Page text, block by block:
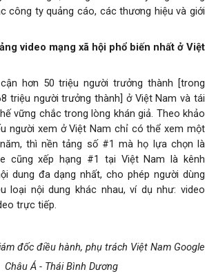
công ty quảng cáo, các thương hiệu và giới
video mạng xã hội phổ biến nhất ở Việt
hơn 50 triệu người trưởng thành [trong
triệu người trưởng thành] ở Việt Nam và tái
vững chắc trong lòng khán giả. Theo khảo
người xem ở Việt Nam chỉ có thể xem một
thì nền tảng số #1 mà họ lựa chọn là
cũng xếp hạng #1 tại Việt Nam là kênh
dung đa dạng nhất, cho phép người dùng
loại nội dung khác nhau, ví dụ như: video
trực tiếp.
đốc điều hành, phụ trách Việt Nam Google
Châu Á - Thái Bình Dương